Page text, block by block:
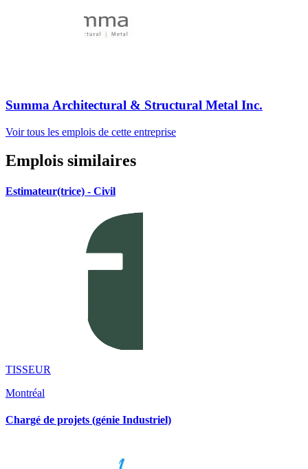
Summa Architectural & Structural Metal Inc.
Voir tous les emplois de cette entreprise
Emplois similaires
Estimateur(trice) - Civil
TISSEUR
Montréal
Chargé de projets (génie Industriel)